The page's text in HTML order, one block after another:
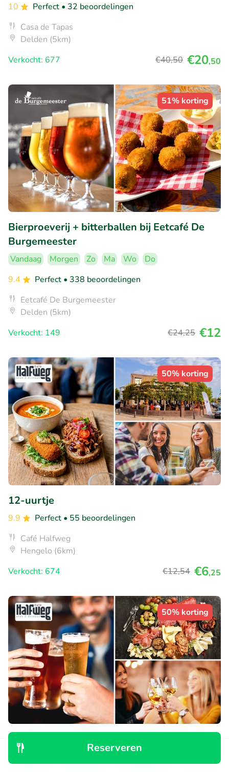
Reserveren
10
Perfect • 32 beoordelingen
Casa de Tapas
Delden (5km)
Verkocht: 677
€40,50 €20,50
51% korting
Bierproeverij + bitterballen bij Eetcafé De
Burgemeester
Vandaag Morgen Zo Ma Wo
Do
9.4
Perfect • 338 beoordelingen
Eetcafé De Burgemeester
Delden (5km)
Verkocht: 149
€24,25 €12
50% korting
12-uurtje
9.9 Perfect • 55 beoordelingen
Café Halfweg
Hengelo (6km)
Verkocht: 674
€12,54 €6,25
50% korting
Bier- of wijnproeverij + borrelplank
Do